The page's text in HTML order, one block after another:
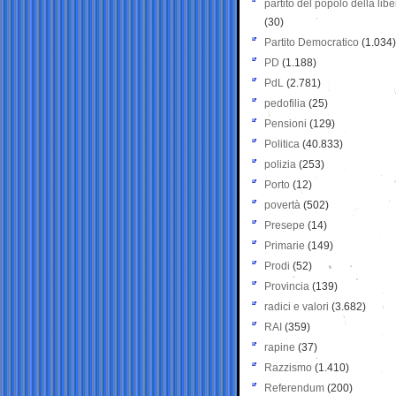
partito del popolo della
(30)
Partito Democratico (1.034)
PD (1.188)
PdL (2.781)
pedofilia (25)
Pensioni (129)
Politica (40.833)
polizia (253)
Porto (12)
povertà (502)
Presepe (14)
Primarie (149)
Prodi (52)
Provincia (139)
radici e valori (3.682)
RAI (359)
rapine (37)
Razzismo (1.410)
Referendum (200)